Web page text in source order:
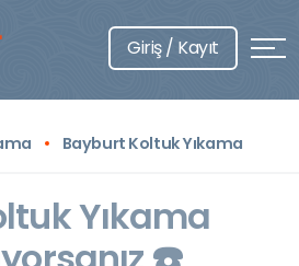
Giriş / Kayıt
Bayburt Koltuk Yıkama
Yıkama